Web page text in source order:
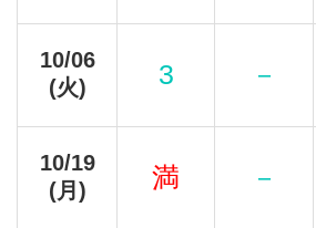
10/06
(火)
3 －
10/19
(月)
満 －